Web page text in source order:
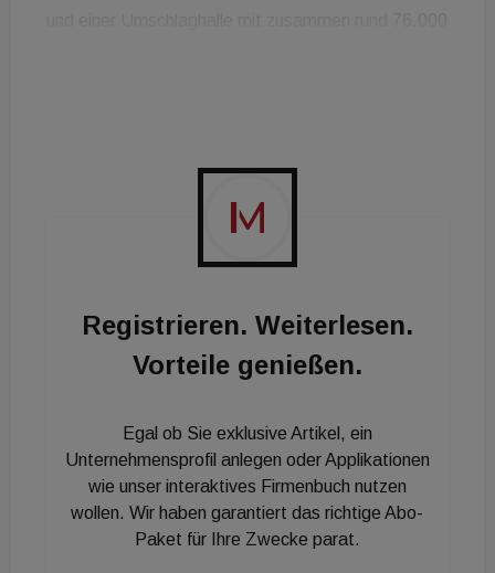
gesamte Logistikkomplex ist vollständig und für
eine Laufzeit von 20 Jahren an die Otto Group
vermietet. Daniel Hohenthanner, Director
Investment bei Savills IM: „Trotz der
ist es gelungen, den Logistikkomplex termingerecht
fertigzustellen und den Kaufvertrag erfolgreich
Beteiligten und wir bedanken uns ausdrücklich bei
dem Verkäufer für die erfolgreiche Durchführung
dieser Transaktion. Wir freuen uns, dass wir im
stark nachgefragten deutschen Markt diesen
hochwertigen Logistikneubau in Ansbach für unsere
Registrieren. Weiterlesen.
Vorteile genießen.
Egal ob Sie exklusive Artikel, ein
Unternehmensprofil anlegen oder Applikationen
wie unser interaktives Firmenbuch nutzen
wollen. Wir haben garantiert das richtige Abo-
Paket für Ihre Zwecke parat.